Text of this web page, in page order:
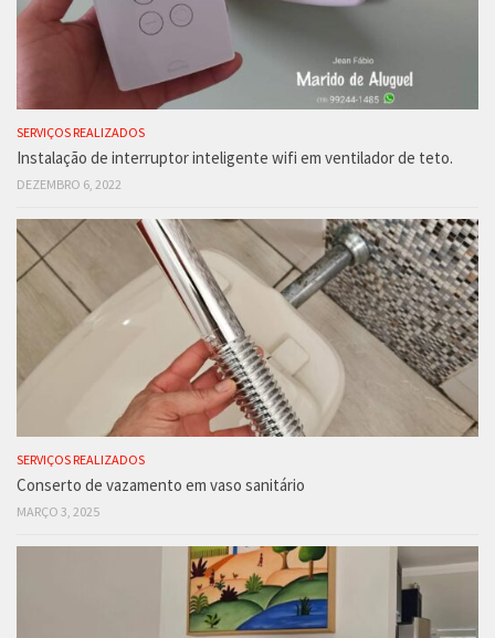
SERVIÇOS REALIZADOS
Instalação de interruptor inteligente wifi em ventilador de teto.
DEZEMBRO 6, 2022
SERVIÇOS REALIZADOS
Conserto de vazamento em vaso sanitário
MARÇO 3, 2025